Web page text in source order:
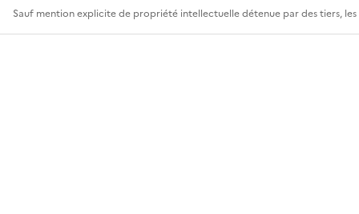
Sauf mention explicite de propriété intellectuelle détenue par des tiers,